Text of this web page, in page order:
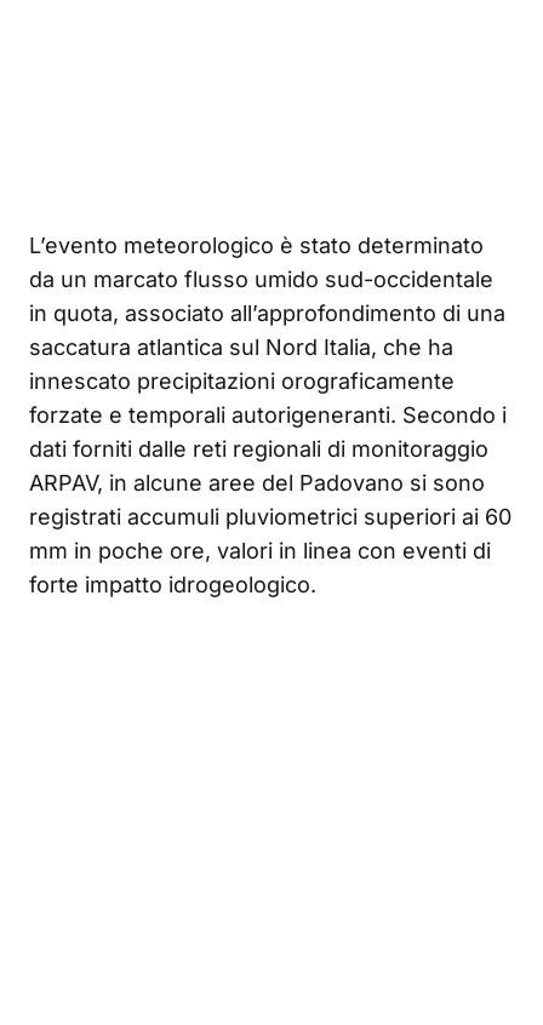
L’evento meteorologico è stato determinato
da un marcato flusso umido sud-occidentale
in quota, associato all’approfondimento di una
saccatura atlantica sul Nord Italia, che ha
innescato precipitazioni orograficamente
forzate e temporali autorigeneranti. Secondo i
dati forniti dalle reti regionali di monitoraggio
ARPAV, in alcune aree del Padovano si sono
registrati accumuli pluviometrici superiori ai 60
mm in poche ore, valori in linea con eventi di
forte impatto idrogeologico.